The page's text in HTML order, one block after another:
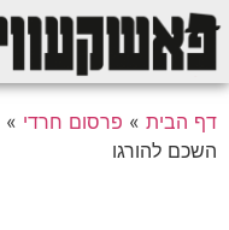
דף הבית » פרסום חרדי »
השכם להורגו